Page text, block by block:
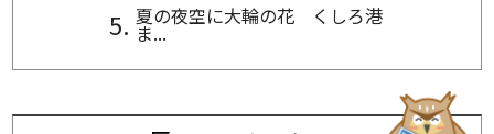
夏の夜空に大輪の花 くしろ港
ま...